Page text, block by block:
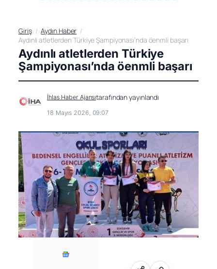
Giriş
Aydın Haber
Aydınlı atletlerden Türkiye Şampiyonası’nda öenmli başarı
Aydınlı atletlerden Türkiye
Şampiyonası’nda öenmli başarı
İhlas Haber Ajansıtarafından yayınlandı
18 Mayıs 2026, 09:07